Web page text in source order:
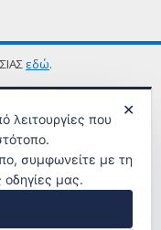
εδώ.
ΟΡΟΙ ΧΡΗΣΗΣ
✕
λειτουργίες που
συμφωνείτε με τη
μας.